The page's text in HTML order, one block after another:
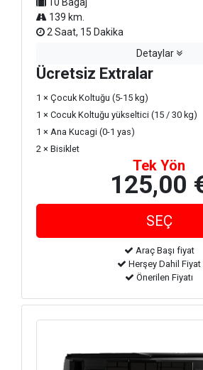
10 Bagaj
139 km.
2 Saat, 15 Dakika
Detaylar
Ücretsiz Extralar
1 × Çocuk Koltuğu (5-15 kg)
1 × Cocuk Koltuğu yükseltici (15 / 30 kg)
1 × Ana Kucagi (0-1 yas)
2 × Bisiklet
Tek Yön
125,00
Araç Başı fiyat
Herşey Dahil Fiyat
Önerilen Fiyatı